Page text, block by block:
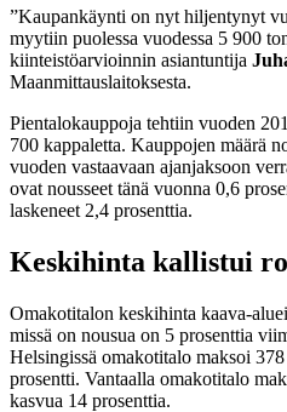
”Kaupankäynti on nyt hiljentynyt
myytiin puolessa vuodessa 5 900
kiinteistöarvioinnin asiantuntija
Maanmittauslaitoksesta.
Pientalokauppoja tehtiin vuoden
700 kappaletta. Kauppojen määrä
vuoden vastaavaan ajanjaksoon
ovat nousseet tänä vuonna 0,6
laskeneet 2,4 prosenttia.
Keskihinta kallistui
Omakotitalon keskihinta kaava-
missä on nousua on 5 prosenttia
Helsingissä omakotitalo maksoi
prosentti. Vantaalla omakotitalo
kasvua 14 prosenttia.